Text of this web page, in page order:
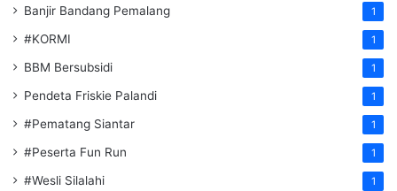
Banjir Bandang Pemalang 1
#KORMI 1
BBM Bersubsidi 1
Pendeta Friskie Palandi 1
#Pematang Siantar 1
#Peserta Fun Run 1
#Wesli Silalahi 1